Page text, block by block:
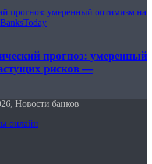
прогноз: умеренный оптимизм на
прогноз: умеренный
рисков —
Новости банков
онлайн